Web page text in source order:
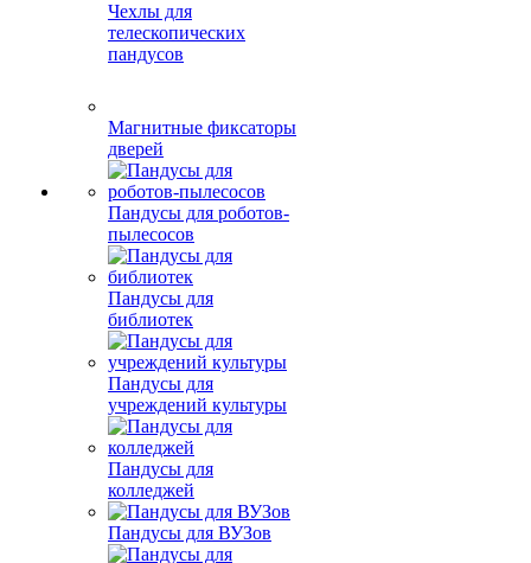
Чехлы для
телескопических
пандусов
Магнитные фиксаторы
дверей
Пандусы для роботов-
пылесосов
Пандусы для
библиотек
Пандусы для
учреждений культуры
Пандусы для
колледжей
Пандусы для ВУЗов